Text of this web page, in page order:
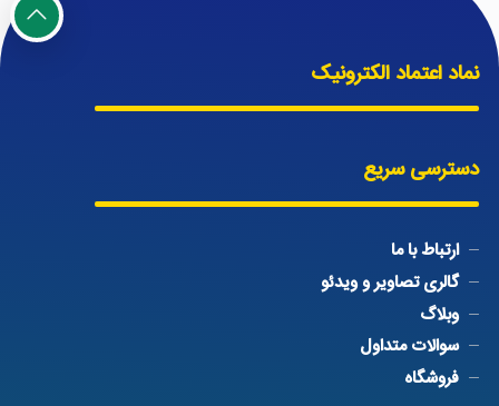
نماد اعتماد الکترونیک
دسترسی سریع
ارتباط با ما
گالری تصاویر و ویدئو
وبلاگ
سوالات متداول
فروشگاه